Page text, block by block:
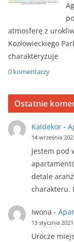
atmosferę z
Kozłowieckiego
charakteryzuje
0 komentarzy
Ostatnie
Kaldekor-
14 września
Jestem pod
detale
charakteru.
Iwona -
13 stycznia 2021
Urocze